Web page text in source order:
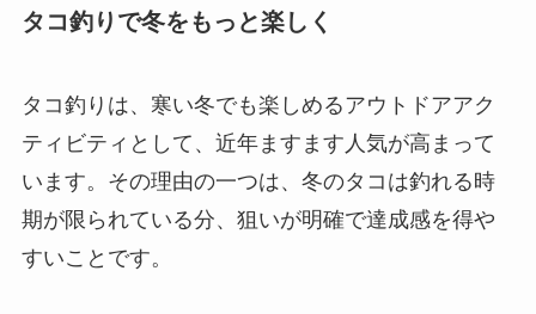
タコ釣りで冬をもっと楽しく
タコ釣りは、寒い冬でも楽しめるアウトドアアク
ティビティとして、近年ますます人気が高まって
います。その理由の一つは、冬のタコは釣れる時
期が限られている分、狙いが明確で達成感を得や
すいことです。